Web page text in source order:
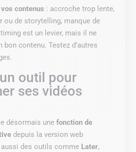
contenus : accroche trop lente,
ou de storytelling, manque de
est un levier, mais il ne
bon contenu. Testez d’autres
outil pour
ses vidéos
désormais unefonction de
depuis la version web
des outils comme Later,